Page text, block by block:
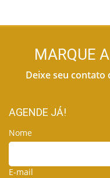
MARQUE
Deixe seu
AGENDE JÁ!
Nome
E-mail